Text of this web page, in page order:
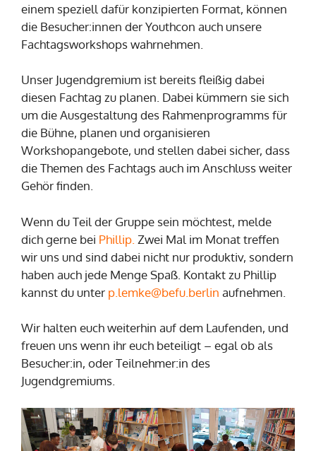
einem speziell dafür konzipierten Format, können
die Besucher:innen der Youthcon auch unsere
Fachtagsworkshops wahrnehmen.
Unser Jugendgremium ist bereits fleißig dabei
diesen Fachtag zu planen. Dabei kümmern sie sich
um die Ausgestaltung des Rahmenprogramms für
die Bühne, planen und organisieren
Workshopangebote, und stellen dabei sicher, dass
die Themen des Fachtags auch im Anschluss weiter
Gehör finden.
Wenn du Teil der Gruppe sein möchtest, melde
dich gerne bei Phillip. Zwei Mal im Monat treffen
wir uns und sind dabei nicht nur produktiv, sondern
haben auch jede Menge Spaß. Kontakt zu Phillip
kannst du unter p.lemke@befu.berlin aufnehmen.
Wir halten euch weiterhin auf dem Laufenden, und
freuen uns wenn ihr euch beteiligt – egal ob als
Besucher:in, oder Teilnehmer:in des
Jugendgremiums.